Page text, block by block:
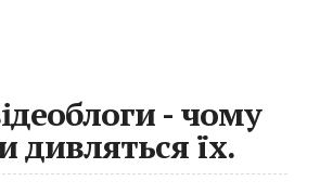
- чому
дивляться їх.